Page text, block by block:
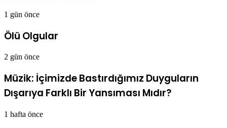
1 gün önce
Ölü Olgular
2 gün önce
Müzik: İçimizde Bastırdığımız Duyguların
Dışarıya Farklı Bir Yansıması Mıdır?
1 hafta önce